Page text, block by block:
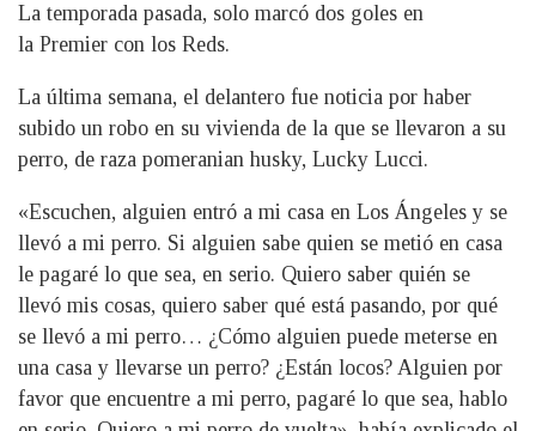
La temporada pasada, solo marcó dos goles en
la Premier con los Reds.
La última semana, el delantero fue noticia por haber
subido un robo en su vivienda de la que se llevaron a su
perro, de raza pomeranian husky, Lucky Lucci.
«Escuchen, alguien entró a mi casa en Los Ángeles y se
llevó a mi perro. Si alguien sabe quien se metió en casa
le pagaré lo que sea, en serio. Quiero saber quién se
llevó mis cosas, quiero saber qué está pasando, por qué
se llevó a mi perro… ¿Cómo alguien puede meterse en
una casa y llevarse un perro? ¿Están locos? Alguien por
favor que encuentre a mi perro, pagaré lo que sea, hablo